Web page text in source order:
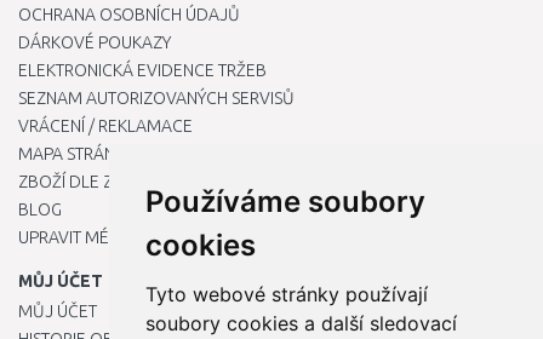
Používáme soubory
cookies
Tyto webové stránky používají
soubory cookies a další sledovací
OCHRANA OSOBNÍCH ÚDAJŮ
DÁRKOVÉ POUKAZY
ELEKTRONICKÁ EVIDENCE TRŽEB
SEZNAM AUTORIZOVANÝCH SERVISŮ
VRÁCENÍ / REKLAMACE
MAPA STRÁNKY
ZBOŽÍ DLE ZNAČEK
BLOG
UPRAVIT MÉ PŘEDVOLBY COOKIES
MŮJ ÚČET
MŮJ ÚČET